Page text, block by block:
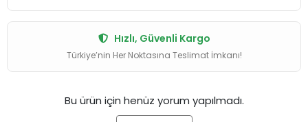
Hızlı, Güvenli Kargo
Türkiye’nin Her Noktasına Teslimat İmkanı!
Bu ürün için henüz yorum yapılmadı.